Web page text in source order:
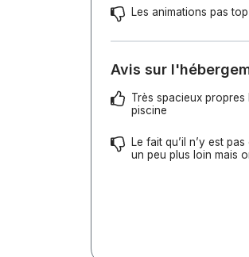
Les animations pas top
Avis sur
Très spacieux
piscine
Le fait qu’il n’y est
un peu plus loin mais